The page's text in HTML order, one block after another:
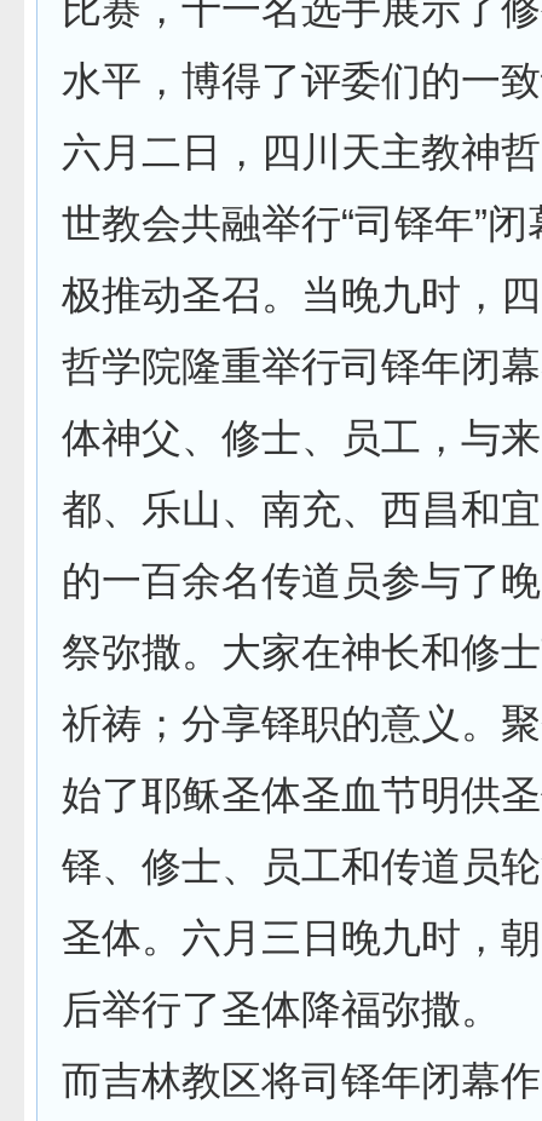
比赛，十一名选手展示了
水平，博得了评委们的一
六月二日，四川天主教神
世教会共融举行“司铎年”
极推动圣召。当晚九时，
哲学院隆重举行司铎年闭
体神父、修士、员工，与
都、乐山、南充、西昌和
的一百余名传道员参与了
祭弥撒。大家在神长和修
祈祷；分享铎职的意义。
始了耶稣圣体圣血节明供
铎、修士、员工和传道员
圣体。六月三日晚九时，
后举行了圣体降福弥撒。
而吉林教区将司铎年闭幕